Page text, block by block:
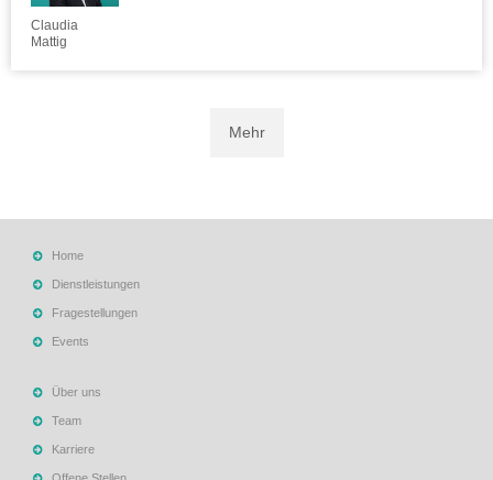
Claudia
Mattig
Mehr
Home
Dienstleistungen
Fragestellungen
Events
Über uns
Team
Karriere